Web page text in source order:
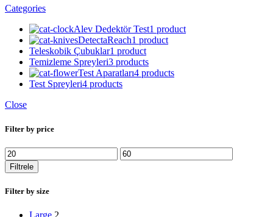
Categories
Alev Dedektör Test1 product
DetectaReach1 product
Teleskobik Çubuklar1 product
Temizleme Spreyleri3 products
Test Aparatları4 products
Test Spreyleri4 products
Close
Filter by price
En
düşük
fiyat
En
yüksek
Filtrele
Filter by size
Large 2